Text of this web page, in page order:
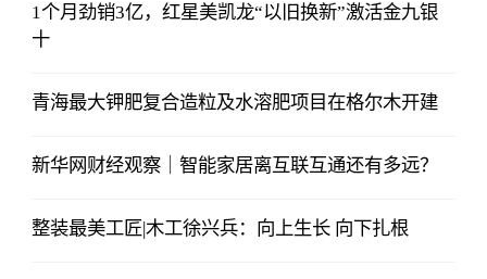
1个月劲销3亿，红星美凯龙“以旧换新”激活金九银
十
青海最大钾肥复合造粒及水溶肥项目在格尔木开建
新华网财经观察｜智能家居离互联互通还有多远？
整装最美工匠|木工徐兴兵：向上生长 向下扎根